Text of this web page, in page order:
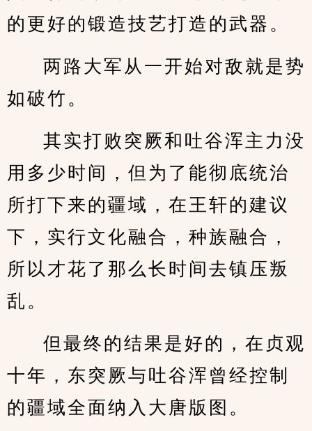
的更好的锻造技艺打造的武器。
两路大军从一开始对敌就是势
如破竹。
其实打败突厥和吐谷浑主力没
用多少时间，但为了能彻底统治
所打下来的疆域，在王轩的建议
下，实行文化融合，种族融合，
所以才花了那么长时间去镇压叛
乱。
但最终的结果是好的，在贞观
十年，东突厥与吐谷浑曾经控制
的疆域全面纳入大唐版图。